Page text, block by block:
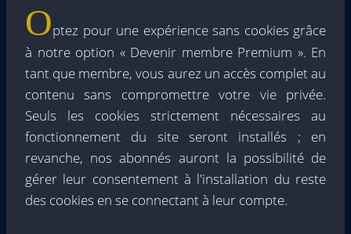
Optez pour une expérience sans cookies grâce
à notre option « Devenir membre Premium ». En
tant que membre, vous aurez un accès complet au
contenu sans compromettre votre vie privée.
Seuls les cookies strictement nécessaires au
fonctionnement du site seront installés ; en
revanche, nos abonnés auront la possibilité de
gérer leur consentement à l'installation du reste
des cookies en se connectant à leur compte.